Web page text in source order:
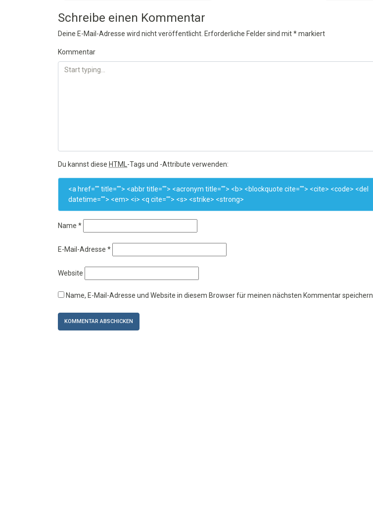
Schreibe einen Kommentar
Deine E-Mail-Adresse wird nicht veröffentlicht. Erforderliche Felder sind mit*markiert
Kommentar
Du kannst diese HTML -Tags und -Attribute verwenden:
<a href="" title=""> <abbr title=""> <acronym title=""> <b> <blockquote cite=""> <cite> <code> <del
datetime=""> <em> <i> <q cite=""> <s> <strike> <strong>
Name *
E-Mail-Adresse *
Website
Name, E-Mail-Adresse und Website in diesem Browser für meinen nächsten Kommentar speichern.